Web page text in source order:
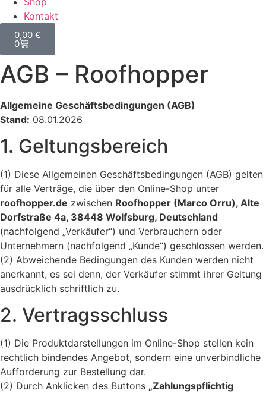
Kontakt
0,00 €
0
AGB – Roofhopper
Allgemeine Geschäftsbedingungen (AGB)
Stand: 08.01.2026
1. Geltungsbereich
(1) Diese Allgemeinen Geschäftsbedingungen (AGB) gelten
für alle Verträge, die über den Online-Shop unter
roofhopper.de zwischen Roofhopper (Marco Orru), Alte
Dorfstraße 4a, 38448 Wolfsburg, Deutschland
(nachfolgend „Verkäufer“) und Verbrauchern oder
Unternehmern (nachfolgend „Kunde“) geschlossen werden.
(2) Abweichende Bedingungen des Kunden werden nicht
anerkannt, es sei denn, der Verkäufer stimmt ihrer Geltung
ausdrücklich schriftlich zu.
2. Vertragsschluss
(1) Die Produktdarstellungen im Online-Shop stellen kein
rechtlich bindendes Angebot, sondern eine unverbindliche
Aufforderung zur Bestellung dar.
(2) Durch Anklicken des Buttons „Zahlungspflichtig